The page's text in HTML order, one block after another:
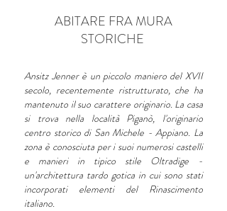
ABITARE FRA MURA
STORICHE
Ansitz Jenner è un piccolo maniero del XVII
secolo, recentemente ristrutturato, che ha
mantenuto il suo carattere originario. La casa
si trova nella località Piganò, l'originario
centro storico di San Michele - Appiano. La
zona è conosciuta per i suoi numerosi castelli
e manieri in tipico stile Oltradige -
un'architettura tardo gotica in cui sono stati
incorporati elementi del Rinascimento
italiano.